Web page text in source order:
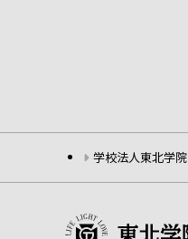
学校法人東北学院